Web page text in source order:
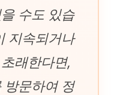
수도 있습
지속되거나
래한다면,
방문하여 정